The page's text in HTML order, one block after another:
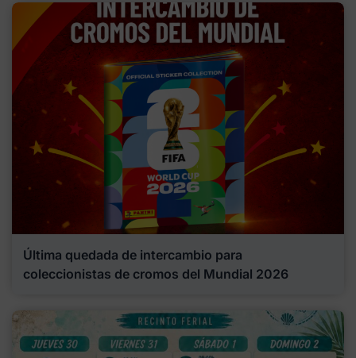
Última quedada de intercambio para
coleccionistas de cromos del Mundial 2026